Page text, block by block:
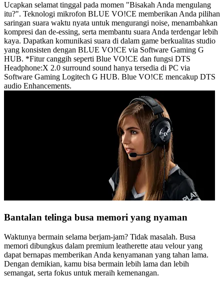
Ucapkan selamat tinggal pada momen "Bisakah Anda mengulang
itu?". Teknologi mikrofon BLUE VO!CE memberikan Anda pilihan
saringan suara waktu nyata untuk mengurangi noise, menambahkan
kompresi dan de-essing, serta membantu suara Anda terdengar lebih
kaya. Dapatkan komunikasi suara di dalam game berkualitas studio
yang konsisten dengan BLUE VO!CE via Software Gaming G
HUB. *Fitur canggih seperti Blue VO!CE dan fungsi DTS
Headphone:X 2.0 surround sound hanya tersedia di PC via
Software Gaming Logitech G HUB. Blue VO!CE mencakup DTS
audio Enhancements.
Bantalan telinga busa memori yang nyaman
Waktunya bermain selama berjam-jam? Tidak masalah. Busa
memori dibungkus dalam premium leatherette atau velour yang
dapat bernapas memberikan Anda kenyamanan yang tahan lama.
Dengan demikian, kamu bisa bermain lebih lama dan lebih
semangat, serta fokus untuk meraih kemenangan.